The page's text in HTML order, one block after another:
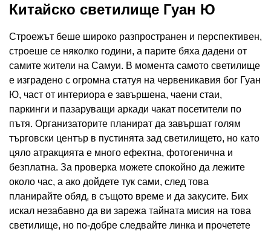
Китайско светилище Гуан Ю
Строежът беше широко разпространен и перспективен,
строеше се няколко години, а парите бяха дадени от
самите жители на Самуи. В момента самото светилище
е изградено с огромна статуя на червеникавия бог Гуан
Ю, част от интериора е завършена, чаени стаи,
паркинги и пазаруващи аркади чакат посетители по
пътя. Организаторите планират да завършат голям
търговски център в пустинята зад светилището, но като
цяло атракцията е много ефектна, фотогенична и
безплатна. За проверка можете спокойно да лежите
около час, а ако дойдете тук сами, след това
планирайте обяд, в същото време и да закусите. Бих
искал незабавно да ви зарежа тайната мисия на това
светилище, но по-добре следвайте линка и прочетете